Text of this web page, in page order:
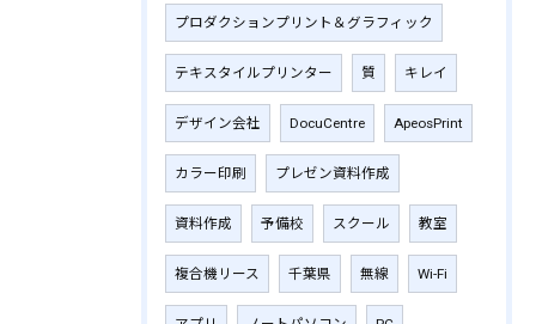
プロダクションプリント＆グラフィック
テキスタイルプリンター 質 キレイ
デザイン会社 DocuCentre ApeosPrint
カラー印刷 プレゼン資料作成
資料作成 予備校 スクール 教室
複合機リース 千葉県 無線 Wi-Fi